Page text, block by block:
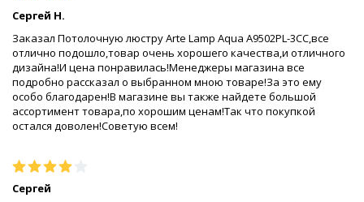
Сергей Н.
Заказал Потолочную люстру Arte Lamp Aqua A9502PL-3CC,все
отлично подошло,товар очень хорошего качества,и отличного
дизайна!И цена понравилась!Менеджеры магазина все
подробно рассказал о выбранном мною товаре!За это ему
особо благодарен!В магазине вы также найдете большой
ассортимент товара,по хорошим ценам!Так что покупкой
остался доволен!Советую всем!
Сергей